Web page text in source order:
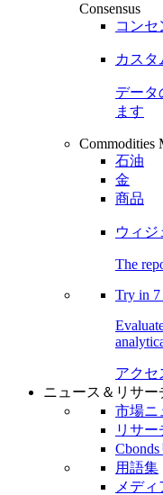
Consensus
コンセ
カスタ
データ
ます
Commodities
石油
金
商品
ウィジ
The
Try in
アクセ
ニュース＆リサー
市場ニ
リサ
用語集
メディ